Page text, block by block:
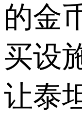
的金
买设
让泰